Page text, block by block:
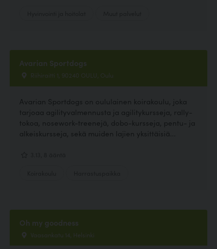
Avarian Sportdogs
Riihiraitti 1, 90240 OULU, Oulu
Avarian Sportdogs on oululainen koirakoulu, joka
tarjoaa agilityvalmennusta ja agilitykursseja, rally-
tokoa, nosework-treenejä, dobo-kursseja, pentu- ja
alkeiskursseja, sekä muiden lajien yksittäisiä...
Oh my goodness
Vaasankatu 14, Helsinki